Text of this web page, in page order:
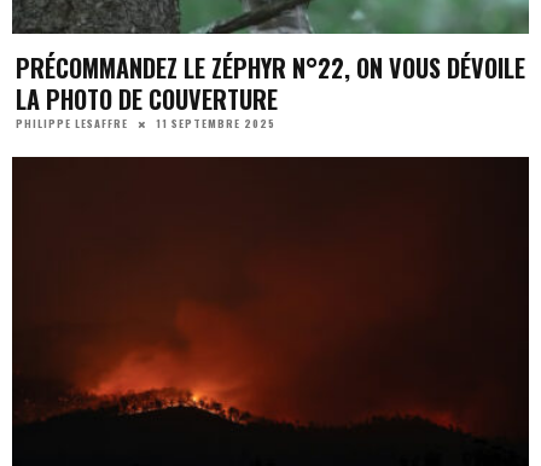
PRÉCOMMANDEZ LE ZÉPHYR N°22, ON VOUS DÉVOILE
LA PHOTO DE COUVERTURE
PHILIPPE LESAFFRE 11 SEPTEMBRE 2025